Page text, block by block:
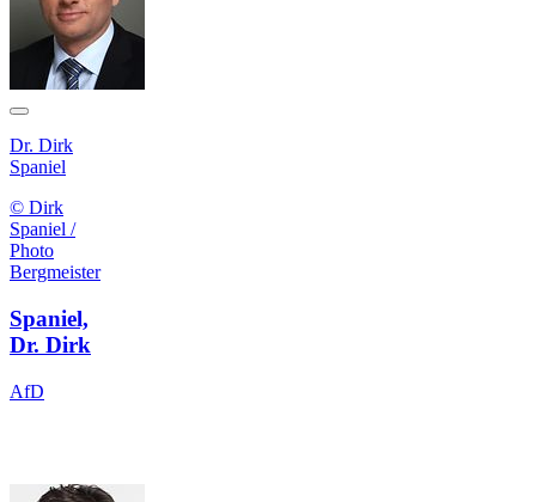
Dr. Dirk
Spaniel
© Dirk
Spaniel /
Photo
Bergmeister
Spaniel,
Dr. Dirk
AfD